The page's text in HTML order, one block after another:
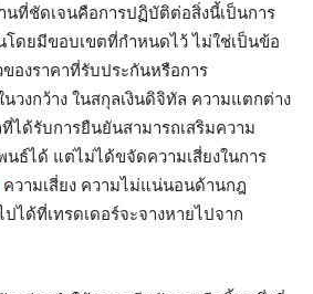
นที่ชัดเจนคือการปฏิบัติต่อสิ่งนี้เป็นการ
ดยมีขอบเขตที่กำหนดไว้ ไม่ใช่เป็นข้อ
องราคาที่รับประกันหรือการ
วงกว้าง ในสกุลเงินดิจิทัล ความแตกต่าง
ด้รับการยืนยันสามารถเสริมความ
ธ์ได้ แต่ไม่ได้ขจัดความเสี่ยงในการ
ความเสี่ยง ความไม่แน่นอนด้านกฎ
ได้ที่เทรดเดอร์จะจางหายไปจาก